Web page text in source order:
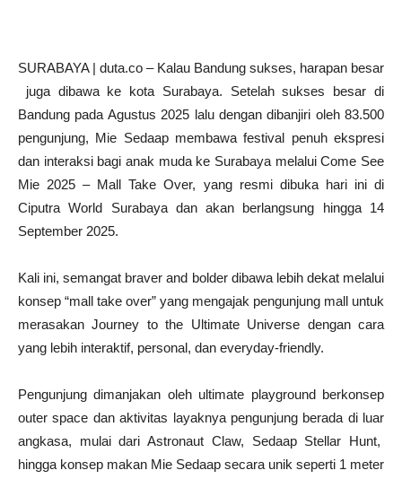
SURABAYA | duta.co – Kalau Bandung sukses, harapan besar
juga dibawa ke kota Surabaya. Setelah sukses besar di
Bandung pada Agustus 2025 lalu dengan dibanjiri oleh 83.500
pengunjung, Mie Sedaap membawa festival penuh ekspresi
dan interaksi bagi anak muda ke Surabaya melalui Come See
Mie 2025 – Mall Take Over, yang resmi dibuka hari ini di
Ciputra World Surabaya dan akan berlangsung hingga 14
September 2025.
Kali ini, semangat braver and bolder dibawa lebih dekat melalui
konsep “mall take over” yang mengajak pengunjung mall untuk
merasakan Journey to the Ultimate Universe dengan cara
yang lebih interaktif, personal, dan everyday-friendly.
Pengunjung dimanjakan oleh ultimate playground berkonsep
outer space dan aktivitas layaknya pengunjung berada di luar
angkasa, mulai dari Astronaut Claw, Sedaap Stellar Hunt,
hingga konsep makan Mie Sedaap secara unik seperti 1 meter